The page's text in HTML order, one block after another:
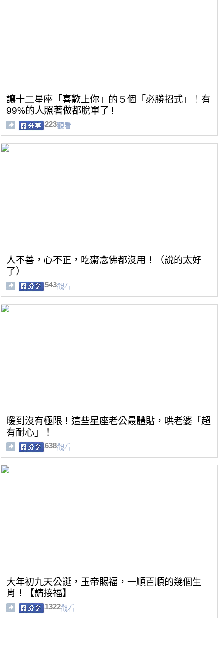
讓十二星座「喜歡上你」的５個「必勝招式」！有
99%的人照著做都脫單了 !
223觀看
人不善，心不正，吃齋念佛都沒用！（說的太好
了）
543觀看
暖到沒有極限！這些星座老公最體貼，哄老婆「超
有耐心」！
638觀看
大年初九天公誕，玉帝賜福，一順百順的幾個生
肖！【請接福】
1322觀看